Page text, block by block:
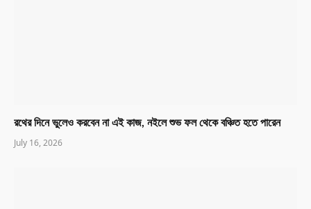
রথের দিনে ভুলেও করবেন না এই কাজ, নইলে শুভ ফল থেকে বঞ্চিত হতে পারেন
July 16, 2026